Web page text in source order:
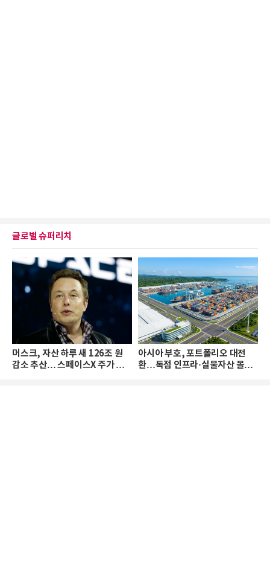
글로벌 슈퍼리치
머스크, 자산 하루 새 126조 원
감소 추산… 스페이스X 주가 하
아시아 부호, 포트폴리오 대전
환…독점 인프라·실물자산 몰린